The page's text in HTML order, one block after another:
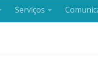
Serviços